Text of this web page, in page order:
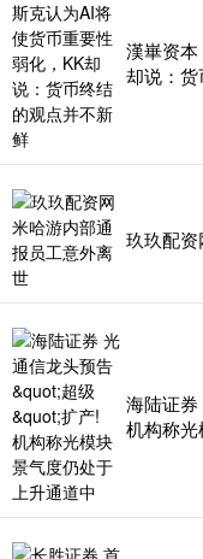
漢崋资
却说：
玖玖配
海陆证券
机构称